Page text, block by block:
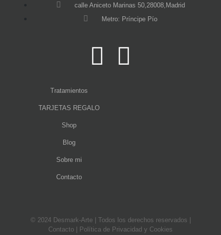
calle Aniceto Marinas 50,28008,Madrid
Metro: Príncipe Pío
Tratamientos
TARJETAS REGALO
Shop
Blog
Sobre mi
Contacto
© 2024 Desmark-Arte | Todos los derechos reservados |
Contacto
Política de Privacidad y Cookies